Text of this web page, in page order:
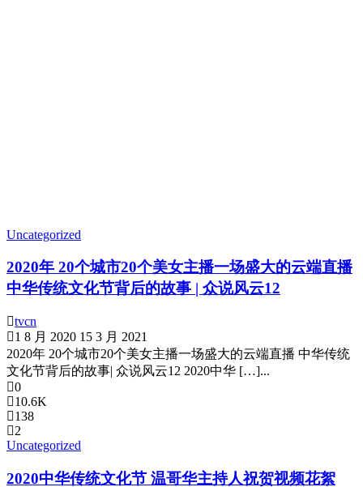
Uncategorized
2020年 20个城市20个美女主播一场盛大的云端直播
中华传统文化节背后的故事 | 众说风云12
tvcn
1 8 月 2020 15 3 月 2021
2020年 20个城市20个美女主播一场盛大的云端直播 中华传统
文化节背后的故事| 众说风云12 2020中华 […]...
0
10.6K
138
2
Uncategorized
2020中华传统文化节 温哥华主持人祝贺视频花絮